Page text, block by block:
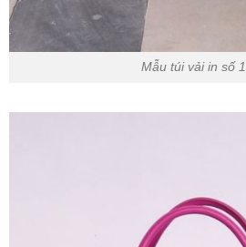
Mẫu túi vải in số